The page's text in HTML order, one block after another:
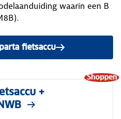
waarin een B
fietsaccu
Shoppen
+